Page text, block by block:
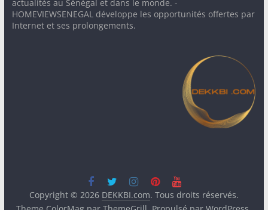
actualités au Sénégal et dans le monde. -
HOMEVIEWSENEGAL développe les opportunités offertes par
Internet et ses prolongements.
Copyright © 2026 DEKKBI.com. Tous droits réservés.